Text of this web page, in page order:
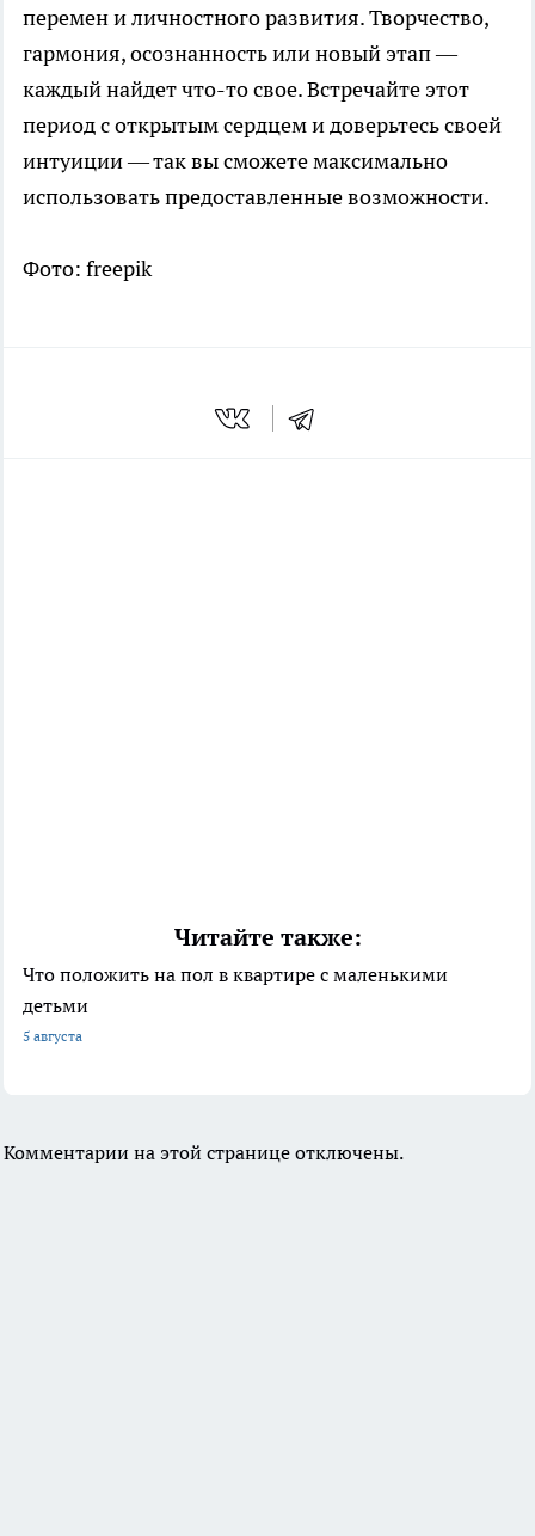
перемен и личностного развития. Творчество,
гармония, осознанность или новый этап —
каждый найдет что-то свое. Встречайте этот
период с открытым сердцем и доверьтесь своей
интуиции — так вы сможете максимально
использовать предоставленные возможности.
Фото: freepik
Читайте также:
Что положить на пол в квартире с маленькими
детьми
5 августа
Комментарии на этой странице отключены.